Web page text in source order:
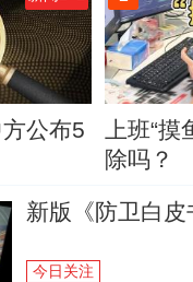
公布5
上班“
除吗？
新版《防卫白
今日关注